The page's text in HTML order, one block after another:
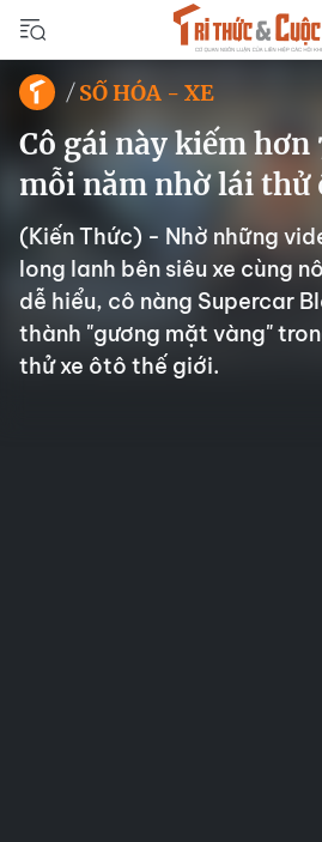
SỐ HÓA - XE
Cô gái này kiếm hơn
mỗi năm nhờ lái thử
(Kiến Thức) - Nhờ những
long lanh bên siêu xe cùng
dễ hiểu, cô nàng Supercar
thành "gương mặt vàng"
thử xe ôtô thế giới.